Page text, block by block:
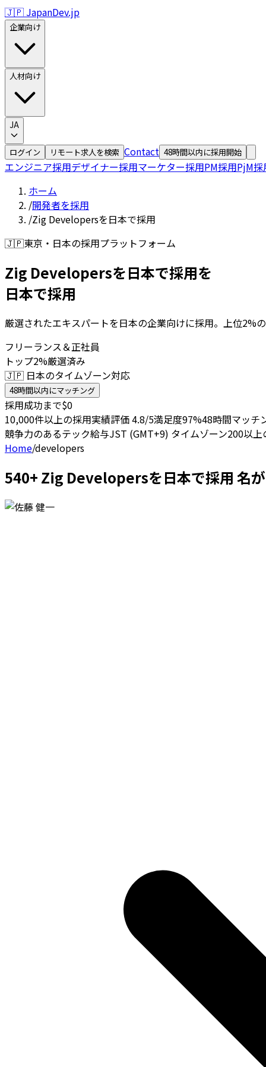
🇯🇵 JapanDev.jp
企業向け
人材向け
JA
ログイン リモート求人を検索 Contact 48時間以内に採用開始
エンジニア採用デザイナー採用マーケター採用PM採用PjM採
ホーム
/開発者を採用
/Zig Developersを日本で採用
🇯🇵東京・日本の採用プラットフォーム
Zig Developersを日本で採用を
日本で採用
厳選されたエキスパートを日本の企業向けに採用。上位2%
フリーランス＆正社員
トップ2%厳選済み
🇯🇵 日本のタイムゾーン対応
48時間以内にマッチング
採用成功まで$0
10,000件以上の採用実績評価 4.8/5満足度97%48時間マッチ
競争力のあるテック給与JST (GMT+9) タイムゾーン200以上
Home/developers
540+ Zig Developersを日本で採用 名が